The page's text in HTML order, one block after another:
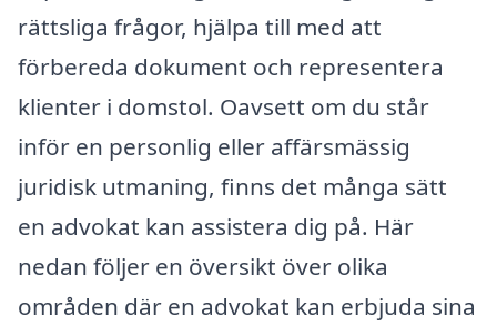
rättsliga frågor, hjälpa till med att
förbereda dokument och representera
klienter i domstol. Oavsett om du står
inför en personlig eller affärsmässig
juridisk utmaning, finns det många sätt
en advokat kan assistera dig på. Här
nedan följer en översikt över olika
områden där en advokat kan erbjuda sina